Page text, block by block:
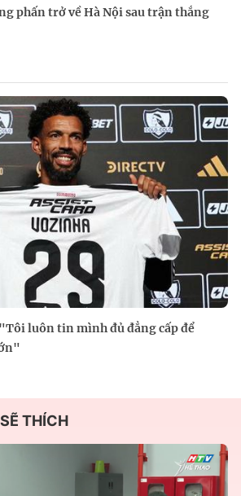
phấn trở về Hà Nội sau trận thắng
luôn tin mình đủ đẳng cấp để
THÍCH